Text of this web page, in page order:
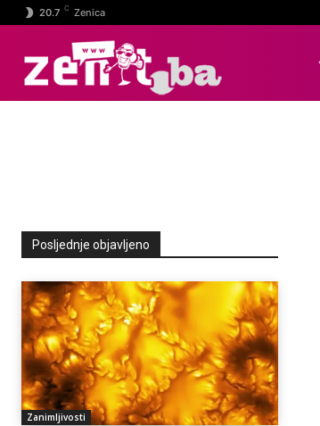
20.7 C Zenica
Posljednje objavljeno
Zanimljivosti